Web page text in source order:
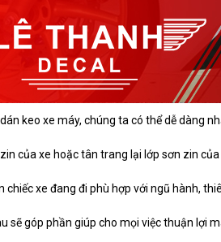
keo xe máy, chúng ta có thể dễ dàng
của xe hoặc tân trang lại lớp sơn zin của
xe đang đi phù hợp với ngũ hành,
sẽ góp phần giúp cho mọi việc thuận lợi